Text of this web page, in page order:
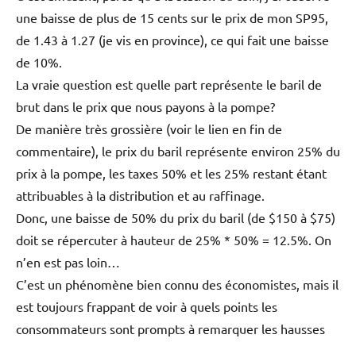
une baisse de plus de 15 cents sur le prix de mon SP95,
de 1.43 à 1.27 (je vis en province), ce qui fait une baisse
de 10%.
La vraie question est quelle part représente le baril de
brut dans le prix que nous payons à la pompe?
De manière très grossière (voir le lien en fin de
commentaire), le prix du baril représente environ 25% du
prix à la pompe, les taxes 50% et les 25% restant étant
attribuables à la distribution et au raffinage.
Donc, une baisse de 50% du prix du baril (de $150 à $75)
doit se répercuter à hauteur de 25% * 50% = 12.5%. On
n’en est pas loin…
C’est un phénomène bien connu des économistes, mais il
est toujours frappant de voir à quels points les
consommateurs sont prompts à remarquer les hausses